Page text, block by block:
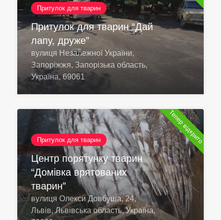
Притулок для тварин
Притулок для тварин “Дай
лапу, друже”
вулиця Незалежної України,
Запоріжжя, Запорізька область,
Україна, 69061
Тепер відкрито
Притулок для тварин
Центр порятунку тварин
“Домівка врятованих
тварин”
вулиця Олекси Довбуша, 24,
Львів, Львівська область, Україна,